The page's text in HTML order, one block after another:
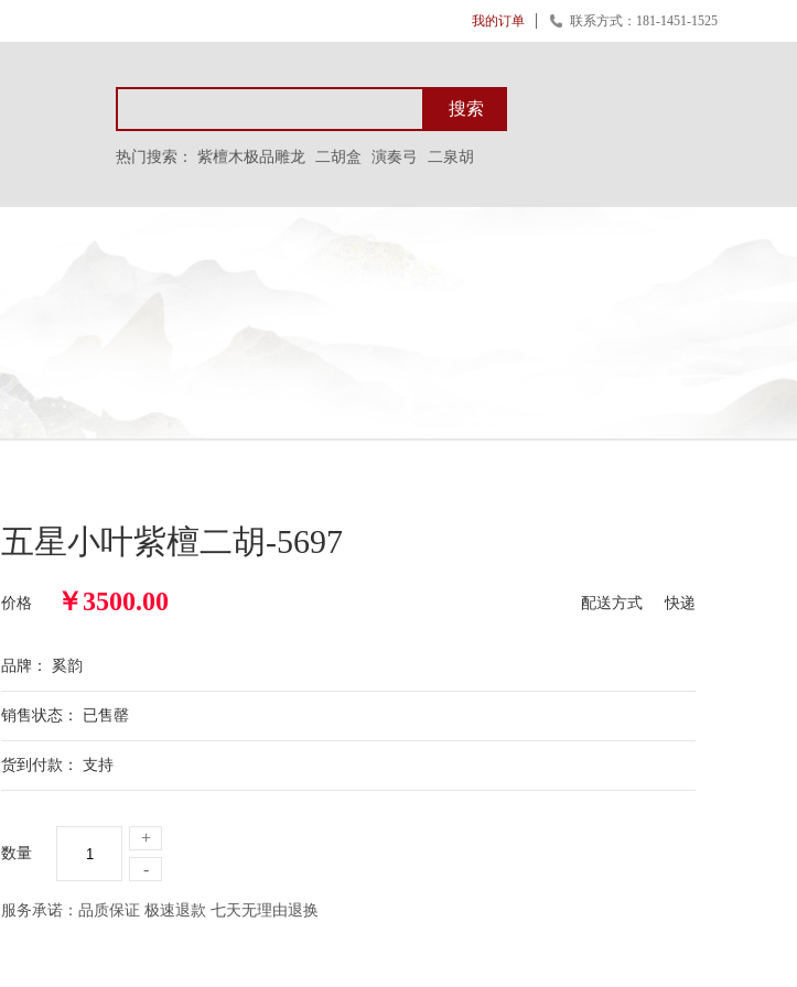
我的订单 联系方式：181-1451-1525
搜索
热门搜索： 紫檀木极品雕龙 二胡盒 演奏弓 二泉胡
五星小叶紫檀二胡-5697
价格 ￥3500.00 配送方式 快递
品牌： 奚韵
销售状态： 已售罄
货到付款： 支持
数量
-
+
服务承诺：品质保证 极速退款 七天无理由退换